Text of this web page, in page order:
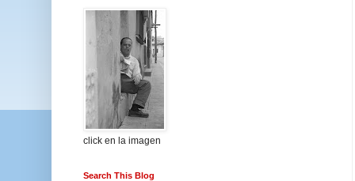
click en la imagen
Search This Blog